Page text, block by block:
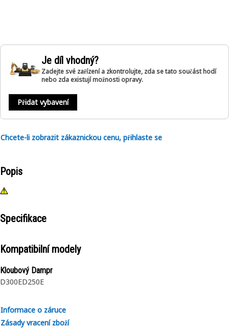
Je díl vhodný?
Zadejte své zařízení a zkontrolujte, zda se tato součást hodí
nebo zda existují možnosti opravy.
Přidat vybavení
Chcete-li zobrazit zákaznickou cenu, přihlaste se
Popis
Specifikace
Kompatibilní modely
Kloubový Dampr
D300ED250E
Informace o záruce
Zásady vracení zboží